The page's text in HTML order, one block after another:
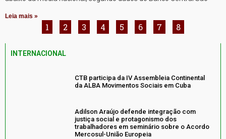
Leia mais »
1 2 3 4 5 6 7 8
INTERNACIONAL
CTB participa da IV Assembleia Continental
da ALBA Movimentos Sociais em Cuba
Adilson Araújo defende integração com
justiça social e protagonismo dos
trabalhadores em seminário sobre o Acordo
Mercosul-União Europeia